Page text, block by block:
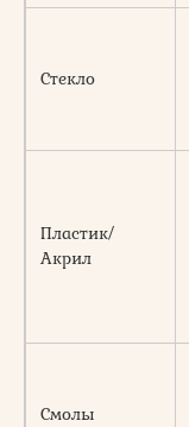
Стекло
Пластик/
Акрил
Смолы